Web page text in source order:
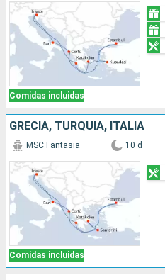
Comidas incluidas
GRECIA, TURQUÍA, ITALIA
Comidas incluidas
MSC Fantasia 10 d